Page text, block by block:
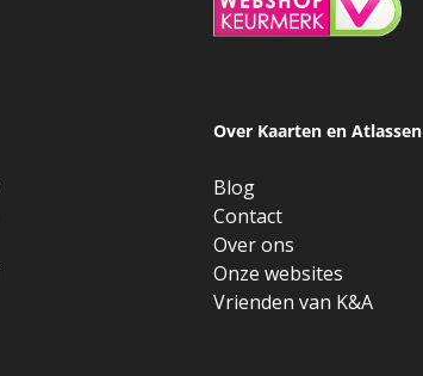
Over Kaarten en Atlassen
Blog
Contact
Over ons
Onze websites
Vrienden van K&A